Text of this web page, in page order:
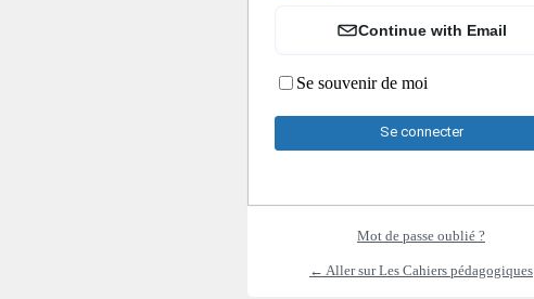
Continue with Email
Se souvenir de moi
Mot de passe oublié ?
← Aller sur Les Cahiers pédagogiques